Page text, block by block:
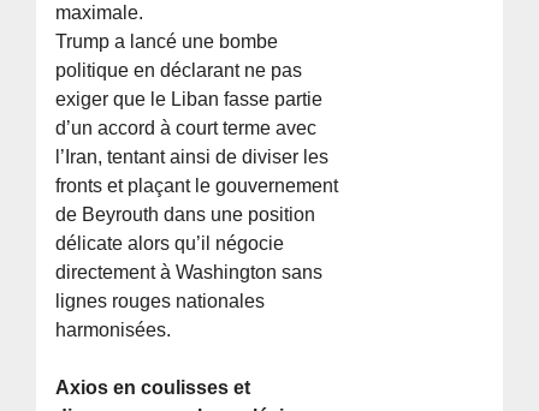
maximale.
Trump a lancé une bombe
politique en déclarant ne pas
exiger que le Liban fasse partie
d’un accord à court terme avec
l’Iran, tentant ainsi de diviser les
fronts et plaçant le gouvernement
de Beyrouth dans une position
délicate alors qu’il négocie
directement à Washington sans
lignes rouges nationales
harmonisées.
Axios en coulisses et